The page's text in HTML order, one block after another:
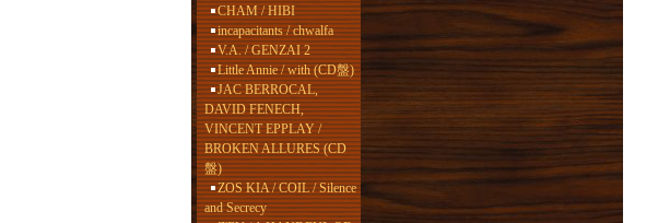
CHAM / HIBI
incapacitants / chwalfa
V.A. / GENZAI 2
Little Annie / with (CD盤)
JAC BERROCAL,
DAVID FENECH,
VINCENT EPPLAY /
BROKEN ALLURES (CD
盤)
ZOS KIA / COIL / Silence
and Secrecy